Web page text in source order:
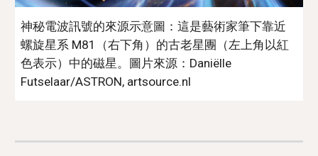
神秘電波訊號的來源示意圖：這是藝術家筆下靠近
螺旋星系 M81（右下角）的古老星團（左上角以紅
色表示）中的磁星。圖片來源： Daniëlle
Futselaar/ASTRON, artsource.nl